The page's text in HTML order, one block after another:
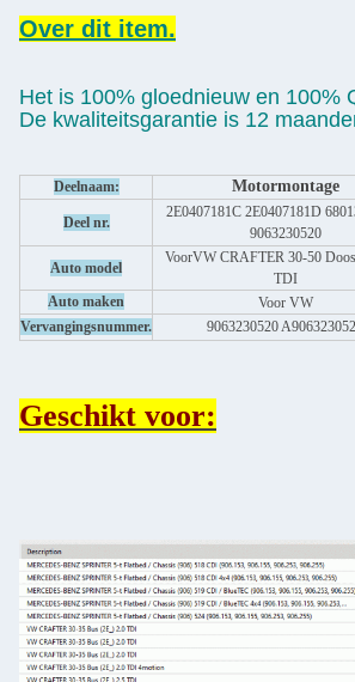
Over dit item.
Het is 100% gloednieuw en 100%
De kwaliteitsgarantie is 12
Deelnaam: Motormontage
Deel nr.
2E0407181C 2E0407181D
9063230520
Auto model
VoorVW CRAFTER 30-50
TDI
Auto maken Voor VW
Vervangingsnummer. 9063230520
Geschikt voor: